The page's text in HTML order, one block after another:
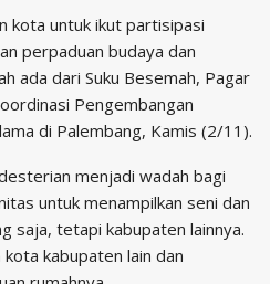
kota untuk ikut partisipasi
perpaduan budaya dan
ada dari Suku Besemah, Pagar
Pengembangan
di Palembang, Kamis (2/11).
menjadi wadah bagi
untuk menampilkan seni dan
saja, tetapi kabupaten lainnya.
kabupaten lain dan